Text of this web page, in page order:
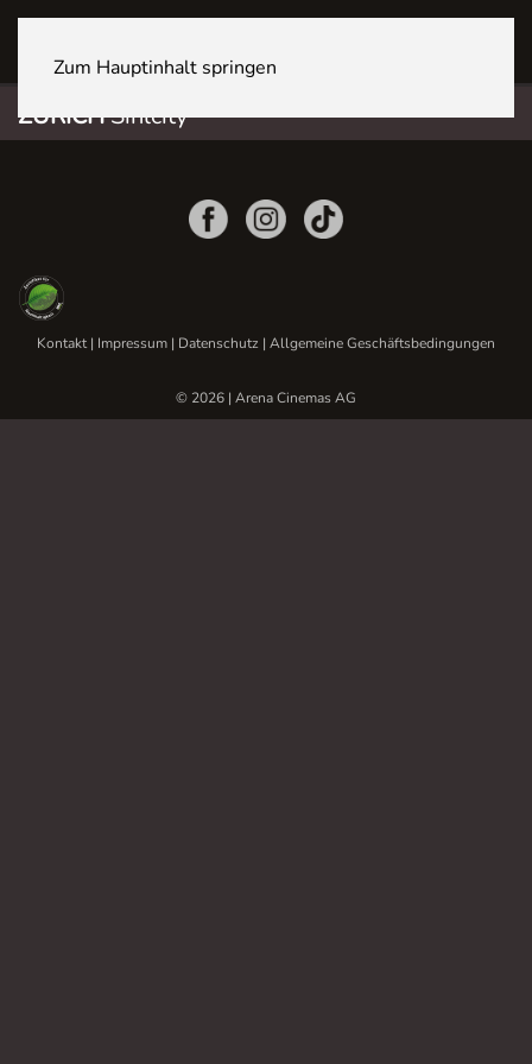
Zum Hauptinhalt springen
ZÜRICHSihlcity
Kontakt| Impressum | Datenschutz | Allgemeine Geschäftsbedingungen
© 2026 | Arena Cinemas AG